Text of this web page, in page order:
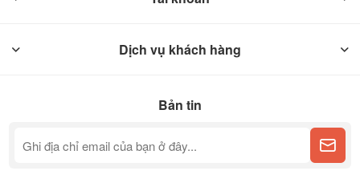
Dịch vụ khách hàng
Bản tin